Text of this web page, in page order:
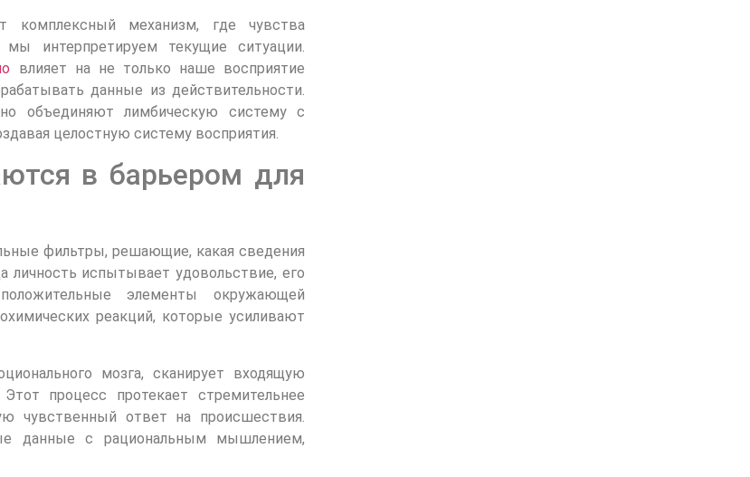
комплексный механизм, где чувства
интерпретируем текущие ситуации.
влияет на не только наше восприятие
данные из действительности.
объединяют лимбическую систему с
целостную систему восприятия.
в барьером для
фильтры, решающие, какая сведения
личность испытывает удовольствие, его
элементы окружающей
реакций, которые усиливают
мозга, сканирует входящую
процесс протекает стремительнее
чувственный ответ на происшествия.
данные с рациональным мышлением,